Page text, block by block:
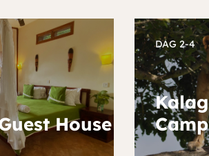
House
DAG 2-4
Camp